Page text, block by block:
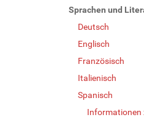
Sprachen und
Deutsch
Englisch
Französisch
Italienisch
Spanisch
Informationen